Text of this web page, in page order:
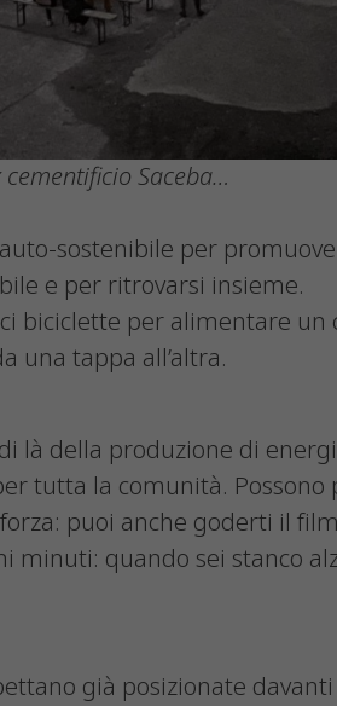
Saceba…
sostenibile per
e per ritrovarsi insieme.
biciclette per alimentare
una tappa all’altra.
là della produzione di
tutta la comunità. Possono
puoi anche goderti il
minuti: quando sei stanco
già posizionate